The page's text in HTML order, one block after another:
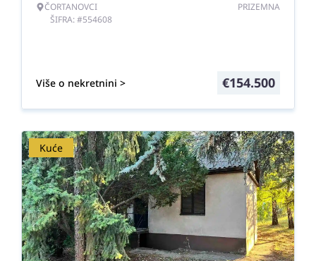
ČORTANOVCI
ŠIFRA: #554608
PRIZEMNA
Više o nekretnini > €154.500
Kuće